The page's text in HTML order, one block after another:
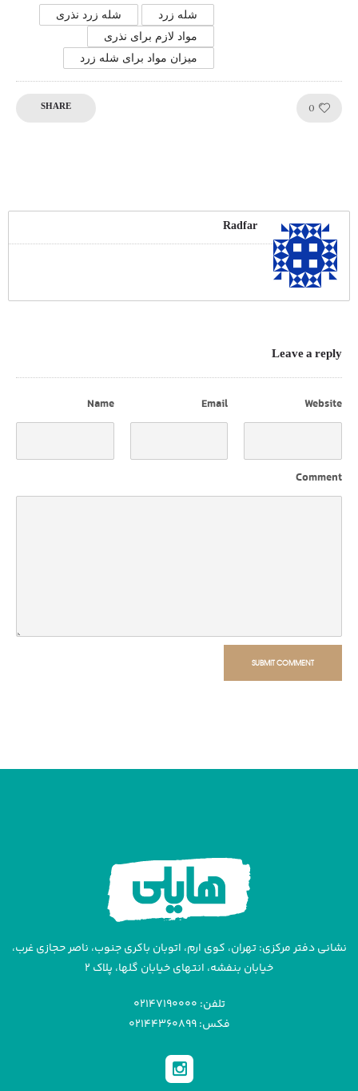
شله زرد
شله زرد نذری
مواد لازم برای نذری
میزان مواد برای شله زرد
0
SHARE
Radfar
Leave a reply
Name Email Website
Comment
SUBMIT COMMENT
نشانی دفتر مرکزی: تهران، کوی ارم، اتوبان باکری جنوب، ناصر حجازی غرب،
خیابان بنفشه، انتهای خیابان گلها، پلاک ۲
تلفن: ۰۲۱۴۷۱۹۰۰۰۰
فکس: ۰۲۱۴۴۳۶۰۸۹۹